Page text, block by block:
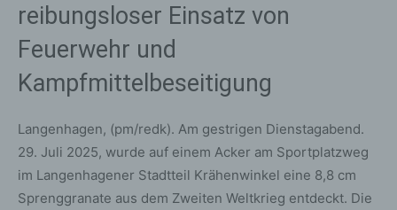
reibungsloser Einsatz von
Feuerwehr und
Kampfmittelbeseitigung
Langenhagen, (pm/redk). Am gestrigen Dienstagabend.
29. Juli 2025, wurde auf einem Acker am Sportplatzweg
im Langenhagener Stadtteil Krähenwinkel eine 8,8 cm
Sprenggranate aus dem Zweiten Weltkrieg entdeckt. Die